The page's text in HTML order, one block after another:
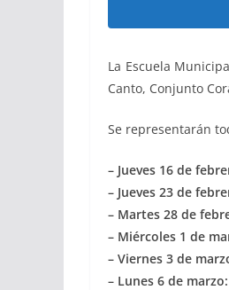
La Escuela
Canto, Conjunto
Se representarán
– Jueves 16 de
– Jueves 23 de
– Martes 28 de
– Miércoles 1 de
– Viernes 3 de
– Lunes 6 de marzo: